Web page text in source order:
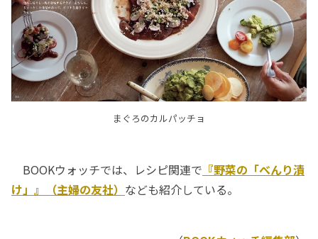
まぐろのカルパッチョ
BOOKウォッチでは、レシピ関連で 『野菜の「べんり漬
け」』（主婦の友社） なども紹介している。